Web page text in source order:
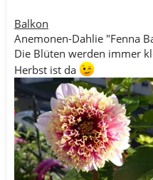
Balkon
Anemonen-Dahlie "Fenna
Die Blüten werden immer
Herbst ist da